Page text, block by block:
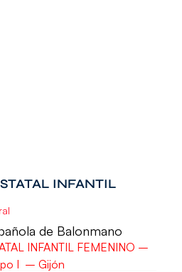
INFANTIL
de Balonmano
INFANTIL FEMENINO –
I – Gijón